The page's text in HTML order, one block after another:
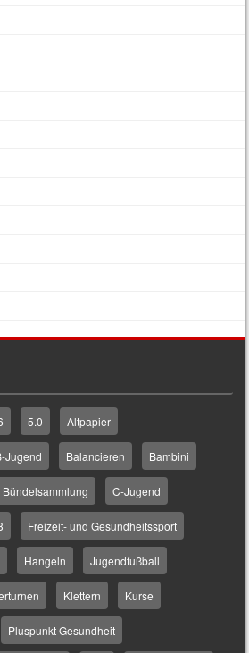
5.0 Altpapier
Jugend Balancieren Bambini
Bündelsammlung C-Jugend
Freizeit- und Gesundheitssport
Hangeln Jugendfußball
Klettern Kurse
Pluspunkt Gesundheit